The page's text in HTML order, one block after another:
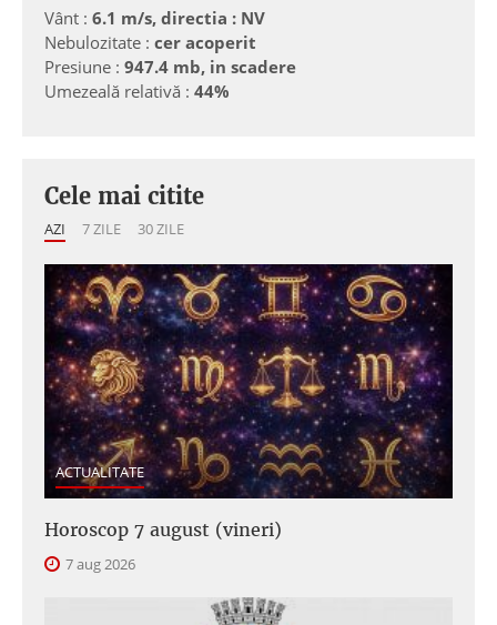
Vânt : 6.1 m/s, directia : NV
Nebulozitate : cer acoperit
Presiune : 947.4 mb, in scadere
Umezeală relativă : 44%
Cele mai citite
AZI 7 ZILE 30 ZILE
ACTUALITATE
Horoscop 7 august (vineri)
7 aug 2026